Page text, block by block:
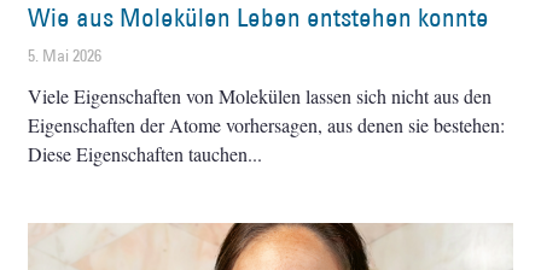
Wie aus Molekülen Leben entstehen konnte
5. Mai 2026
Viele Eigenschaften von Molekülen lassen sich nicht aus den
Eigenschaften der Atome vorhersagen, aus denen sie bestehen:
Diese Eigenschaften tauchen